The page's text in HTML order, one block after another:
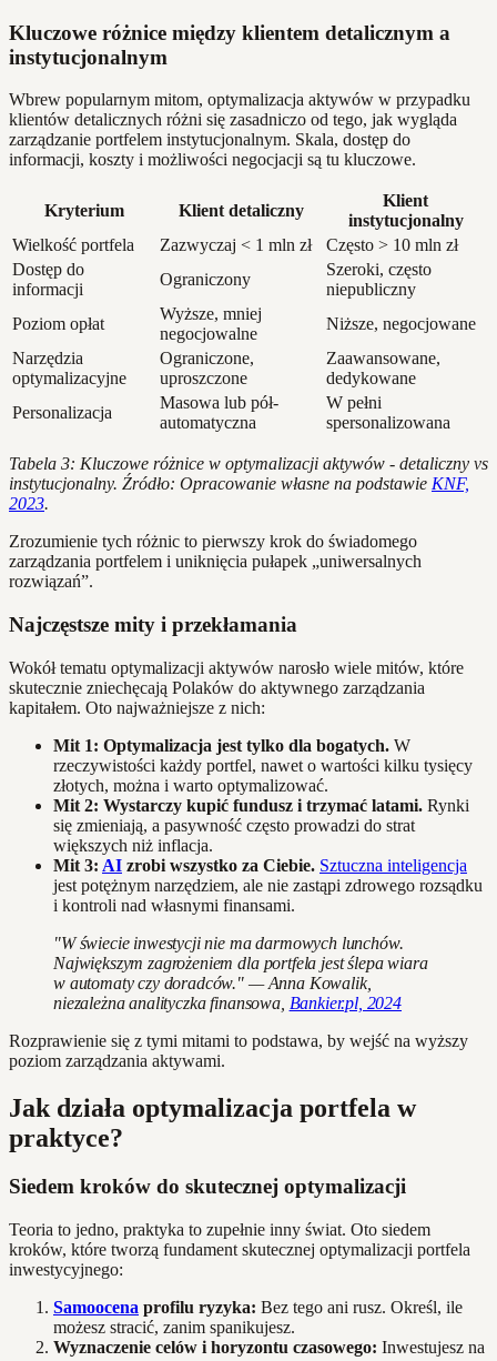
Kluczowe różnice między klientem detalicznym a
instytucjonalnym
Wbrew popularnym mitom, optymalizacja aktywów w przypadku
klientów detalicznych różni się zasadniczo od tego, jak wygląda
zarządzanie portfelem instytucjonalnym. Skala, dostęp do
informacji, koszty i możliwości negocjacji są tu kluczowe.
Kryterium Klient detaliczny
Klient
instytucjonalny
Wielkość portfela
Zazwyczaj < 1 mln zł
Często > 10 mln zł
Dostęp do
informacji
Ograniczony
Szeroki, często
niepubliczny
Poziom opłat
Wyższe, mniej
negocjowalne
Niższe, negocjowane
Narzędzia
optymalizacyjne
Ograniczone,
uproszczone
Zaawansowane,
dedykowane
Personalizacja
Masowa lub pół-
automatyczna
W pełni
spersonalizowana
Tabela 3: Kluczowe różnice w optymalizacji aktywów - detaliczny vs
instytucjonalny. Źródło: Opracowanie własne na podstawie KNF,
2023.
Zrozumienie tych różnic to pierwszy krok do świadomego
zarządzania portfelem i uniknięcia pułapek „uniwersalnych
rozwiązań”.
Najczęstsze mity i przekłamania
Wokół tematu optymalizacji aktywów narosło wiele mitów, które
skutecznie zniechęcają Polaków do aktywnego zarządzania
kapitałem. Oto najważniejsze z nich:
Mit 1: Optymalizacja jest tylko dla bogatych. W
rzeczywistości każdy portfel, nawet o wartości kilku tysięcy
złotych, można i warto optymalizować.
Mit 2: Wystarczy kupić fundusz i trzymać latami. Rynki
się zmieniają, a pasywność często prowadzi do strat
większych niż inflacja.
Mit 3: AI zrobi wszystko za Ciebie. Sztuczna inteligencja
jest potężnym narzędziem, ale nie zastąpi zdrowego rozsądku
i kontroli nad własnymi finansami.
"W świecie inwestycji nie ma darmowych lunchów.
Największym zagrożeniem dla portfela jest ślepa wiara
w automaty czy doradców." — Anna Kowalik,
niezależna analityczka finansowa, Bankier.pl, 2024
Rozprawienie się z tymi mitami to podstawa, by wejść na wyższy
poziom zarządzania aktywami.
Jak działa optymalizacja portfela w
praktyce?
Siedem kroków do skutecznej optymalizacji
Teoria to jedno, praktyka to zupełnie inny świat. Oto siedem
kroków, które tworzą fundament skutecznej optymalizacji portfela
inwestycyjnego:
Samoocena profilu ryzyka: Bez tego ani rusz. Określ, ile
możesz stracić, zanim spanikujesz.
Wyznaczenie celów i horyzontu czasowego: Inwestujesz na